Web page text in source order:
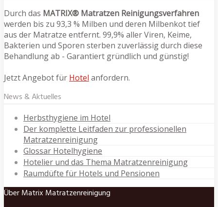
Durch das MATRIX® Matratzen Reinigungsverfahren
werden bis zu 93,3 % Milben und deren Milbenkot tief
aus der Matratze entfernt. 99,9% aller Viren, Keime,
Bakterien und Sporen sterben zuverlässig durch diese
Behandlung ab - Garantiert gründlich und günstig!
Jetzt Angebot für Hotel anfordern.
News & Aktuelles
Herbsthygiene im Hotel
Der komplette Leitfaden zur professionellen
Matratzenreinigung
Glossar Hotelhygiene
Hotelier und das Thema Matratzenreinigung
Raumdüfte für Hotels und Pensionen
Über Matrix Matratzenreinigung